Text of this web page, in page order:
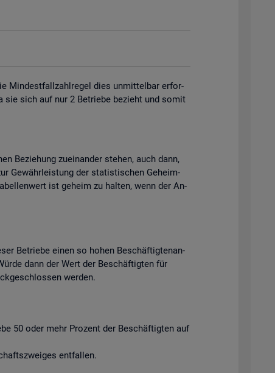
Min­dest­fall­zahl­re­gel dies un­mit­tel­bar er­for­
sie sich auf nur 2 Be­trie­be be­zieht und somit
Be­zie­hung zu­ein­an­der ste­hen, auch dann,
Ge­währ­leis­tung der sta­tis­ti­schen Ge­heim­
ist ge­heim zu hal­ten, wenn der An­
Be­trie­be einen so hohen Be­schäf­tig­ten­an­
dann der Wert der Be­schäf­tig­ten für
wer­den.
50 oder mehr Pro­zent der Be­schäf­tig­ten auf
ent­fal­len.